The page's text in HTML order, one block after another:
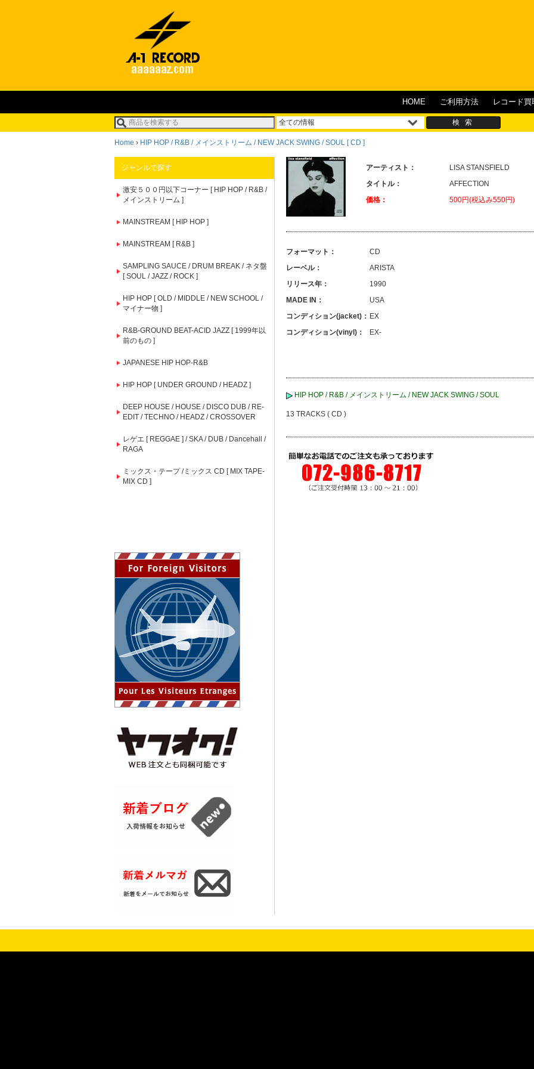
HOME ご利用方法 レコード買
Home › HIP HOP / R&B / メインストリーム / NEW JACK SWING / SOUL [ CD ]
ジャンルで探す
激安５００円以下コーナー [ HIP HOP / R&B /
メインストリーム ]
MAINSTREAM [ HIP HOP ]
MAINSTREAM [ R&B ]
SAMPLING SAUCE / DRUM BREAK / ネタ盤
[ SOUL / JAZZ / ROCK ]
HIP HOP [ OLD / MIDDLE / NEW SCHOOL /
マイナー物 ]
R&B-GROUND BEAT-ACID JAZZ [ 1999年以
前のもの ]
JAPANESE HIP HOP-R&B
HIP HOP [ UNDER GROUND / HEADZ ]
DEEP HOUSE / HOUSE / DISCO DUB / RE-
EDIT / TECHNO / HEADZ / CROSSOVER
レゲエ [ REGGAE ] / SKA / DUB / Dancehall /
RAGA
ミックス・テープ /ミックス CD [ MIX TAPE-
MIX CD ]
アーティスト：
LISA STANSFIELD
タイトル：
AFFECTION
価格：
500円(税込み550円)
フォーマット：
CD
レーベル：
ARISTA
リリース年：
1990
MADE IN：
USA
コンディション(jacket)： EX
コンディション(vinyl)：
EX-
HIP HOP / R&B / メインストリーム / NEW JACK SWING / SOUL
13 TRACKS ( CD )